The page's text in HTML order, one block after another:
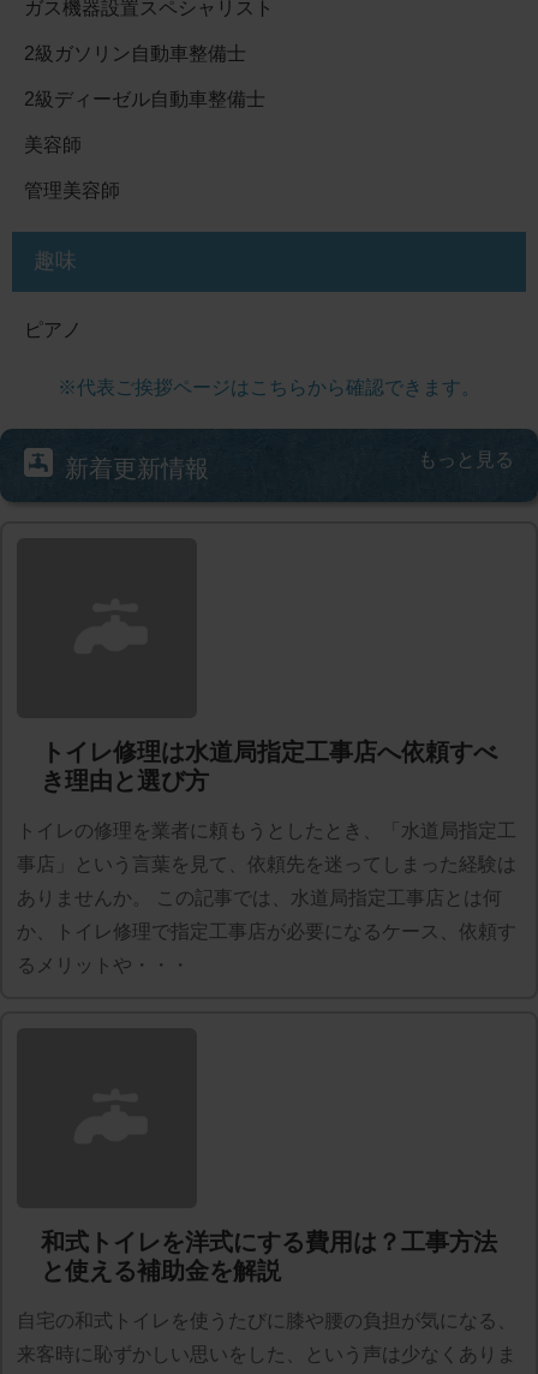
ガス機器設置スペシャリスト
2級ガソリン自動車整備士
2級ディーゼル自動車整備士
美容師
管理美容師
趣味
ピアノ
※代表ご挨拶ページはこちらから確認できます。
新着更新情報 もっと見る
トイレ修理は水道局指定工事店へ依頼すべ
き理由と選び方
トイレの修理を業者に頼もうとしたとき、「水道局指定工
事店」という言葉を見て、依頼先を迷ってしまった経験は
ありませんか。 この記事では、水道局指定工事店とは何
か、トイレ修理で指定工事店が必要になるケース、依頼す
るメリットや・・・
和式トイレを洋式にする費用は？工事方法
と使える補助金を解説
自宅の和式トイレを使うたびに膝や腰の負担が気になる、
来客時に恥ずかしい思いをした、という声は少なくありま